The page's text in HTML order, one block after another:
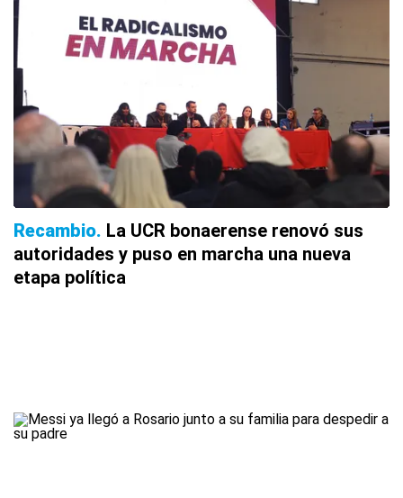
Recambio La UCR bonaerense renovó sus
autoridades y puso en marcha una nueva
etapa política